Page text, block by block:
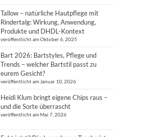
Tallow – natürliche Hautpflege mit
Rindertalg: Wirkung, Anwendung,
Produkte und DHDL-Kontext
veröffentlicht am Oktober 6, 2025
Bart 2026: Bartstyles, Pflege und
Trends – welcher Bartstil passt zu
eurem Gesicht?
veröffentlicht am Januar 10, 2026
Heidi Klum bringt eigene Chips raus –
und die Sorte überrascht
veröffentlicht am Mai 7, 2026